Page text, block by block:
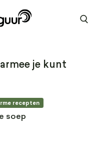
je kunt
recepten
soep